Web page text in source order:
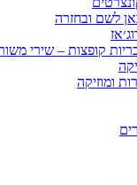
לשם ובחזרה
קופצות – שירי
ומוזיקה